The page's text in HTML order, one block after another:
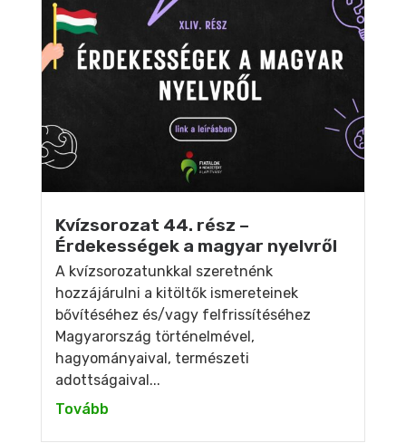
Kvízsorozat 44. rész –
Érdekességek a magyar nyelvről
A kvízsorozatunkkal szeretnénk
hozzájárulni a kitöltők ismereteinek
bővítéséhez és/vagy felfrissítéséhez
Magyarország történelmével,
hagyományaival, természeti
adottságaival...
Tovább